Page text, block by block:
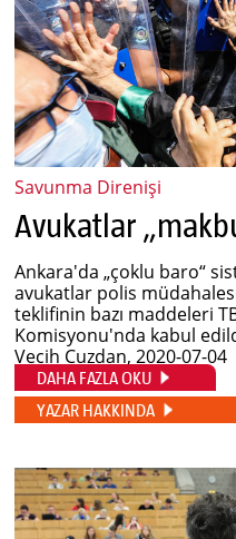
Savunma Direnişi
Avukatlar
Ankara'da „çoklu baro“
avukatlar polis
teklifinin bazı maddeleri
Komisyonu'nda kabul
Vecih Cuzdan, 2020-07-04
DAHA FAZLA OKU
YAZAR HAKKINDA